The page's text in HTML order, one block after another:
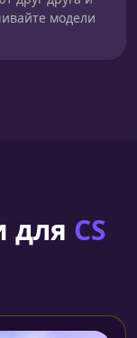
модели
для CS